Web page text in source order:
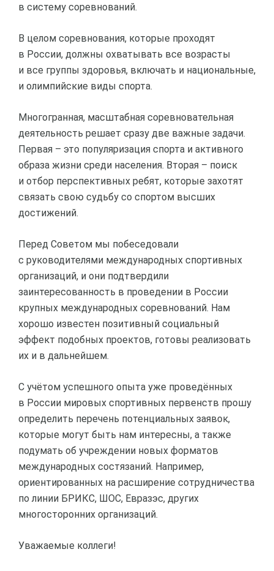
в систему соревнований.
В целом соревнования, которые проходят
в России, должны охватывать все возрасты
и все группы здоровья, включать и национальные,
и олимпийские виды спорта.
Многогранная, масштабная соревновательная
деятельность решает сразу две важные задачи.
Первая – это популяризация спорта и активного
образа жизни среди населения. Вторая – поиск
и отбор перспективных ребят, которые захотят
связать свою судьбу со спортом высших
достижений.
Перед Советом мы побеседовали
с руководителями международных спортивных
организаций, и они подтвердили
заинтересованность в проведении в России
крупных международных соревнований. Нам
хорошо известен позитивный социальный
эффект подобных проектов, готовы реализовать
их и в дальнейшем.
С учётом успешного опыта уже проведённых
в России мировых спортивных первенств прошу
определить перечень потенциальных заявок,
которые могут быть нам интересны, а также
подумать об учреждении новых форматов
международных состязаний. Например,
ориентированных на расширение сотрудничества
по линии БРИКС, ШОС, Евразэс, других
многосторонних организаций.
Уважаемые коллеги!